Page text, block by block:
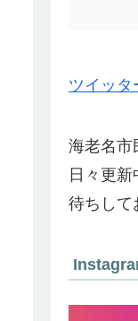
ツイッタ
海老名市
日々更
待ちして